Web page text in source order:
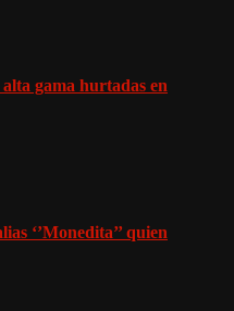
gama hurtadas en
‘’Monedita’’ quien